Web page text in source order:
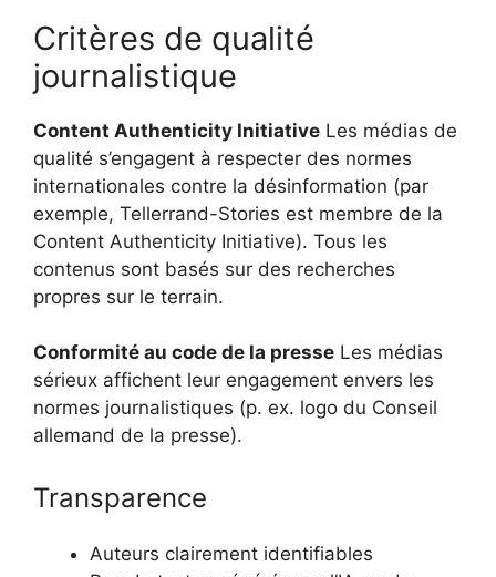
Critères de qualité
journalistique
Content Authenticity Initiative Les médias de
qualité s’engagent à respecter des normes
internationales contre la désinformation (par
exemple, Tellerrand-Stories est membre de la
Content Authenticity Initiative). Tous les
contenus sont basés sur des recherches
propres sur le terrain.
Conformité au code de la presse Les médias
sérieux affichent leur engagement envers les
normes journalistiques (p. ex. logo du Conseil
allemand de la presse).
Transparence
Auteurs clairement identifiables